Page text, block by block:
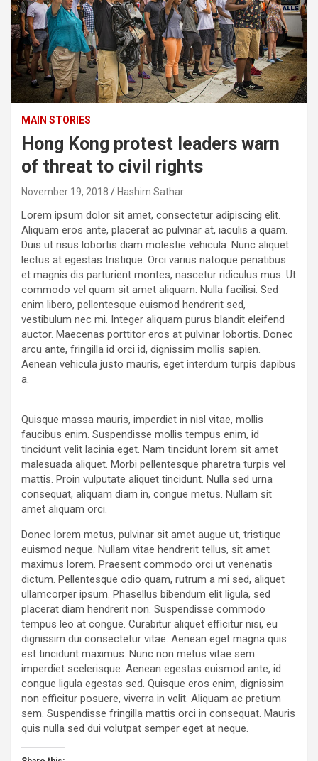
MAIN STORIES
Hong Kong protest leaders warn
of threat to civil rights
November 19, 2018 Hashim Sathar
Lorem ipsum dolor sit amet, consectetur adipiscing elit.
Aliquam eros ante, placerat ac pulvinar at, iaculis a quam.
Duis ut risus lobortis diam molestie vehicula. Nunc aliquet
lectus at egestas tristique. Orci varius natoque penatibus
et magnis dis parturient montes, nascetur ridiculus mus. Ut
commodo vel quam sit amet aliquam. Nulla facilisi. Sed
enim libero, pellentesque euismod hendrerit sed,
vestibulum nec mi. Integer aliquam purus blandit eleifend
auctor. Maecenas porttitor eros at pulvinar lobortis. Donec
arcu ante, fringilla id orci id, dignissim mollis sapien.
Aenean vehicula justo mauris, eget interdum turpis dapibus
a.
Quisque massa mauris, imperdiet in nisl vitae, mollis
faucibus enim. Suspendisse mollis tempus enim, id
tincidunt velit lacinia eget. Nam tincidunt lorem sit amet
malesuada aliquet. Morbi pellentesque pharetra turpis vel
mattis. Proin vulputate aliquet tincidunt. Nulla sed urna
consequat, aliquam diam in, congue metus. Nullam sit
amet aliquam orci.
Donec lorem metus, pulvinar sit amet augue ut, tristique
euismod neque. Nullam vitae hendrerit tellus, sit amet
maximus lorem. Praesent commodo orci ut venenatis
dictum. Pellentesque odio quam, rutrum a mi sed, aliquet
ullamcorper ipsum. Phasellus bibendum elit ligula, sed
placerat diam hendrerit non. Suspendisse commodo
tempus leo at congue. Curabitur aliquet efficitur nisi, eu
dignissim dui consectetur vitae. Aenean eget magna quis
est tincidunt maximus. Nunc non metus vitae sem
imperdiet scelerisque. Aenean egestas euismod ante, id
congue ligula egestas sed. Quisque eros enim, dignissim
non efficitur posuere, viverra in velit. Aliquam ac pretium
sem. Suspendisse fringilla mattis orci in consequat. Mauris
quis nulla sed dui volutpat semper eget at neque.